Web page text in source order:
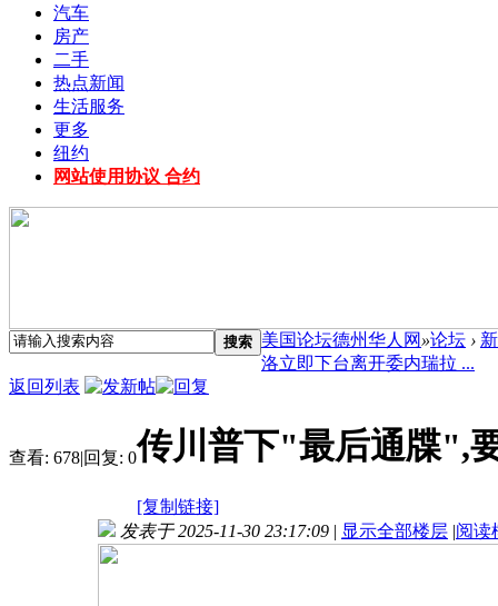
汽车
房产
二手
热点新闻
生活服务
更多
纽约
网站使用协议 合约
搜索 美国论坛德州华人网 »论坛 ›
洛立即下台离开委内瑞拉 ...
返回列表
查看: 678|回复: 0传川普下"最后通牒",
[复制链接]
发表于 2025-11-30 23:17:09 | 显示全部楼层 |阅读